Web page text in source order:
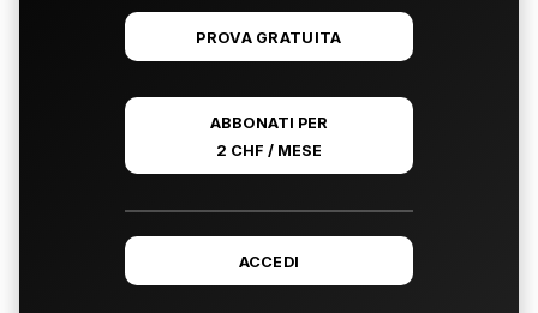
PROVA GRATUITA
ABBONATI PER
2 CHF / MESE
ACCEDI